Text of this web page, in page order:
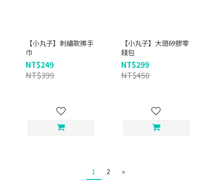
【小丸子】刺繡款擦手
巾
NT$249
NT$399
【小丸子】大頭矽膠零
錢包
NT$299
NT$450
1 2 »